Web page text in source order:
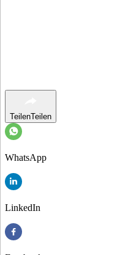
TeilenTeilen
WhatsApp
LinkedIn